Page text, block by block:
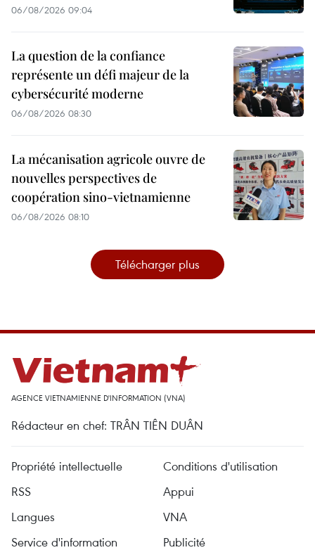
06/08/2026 09:04
La question de la confiance
représente un défi majeur de la
cybersécurité moderne
06/08/2026 08:30
La mécanisation agricole ouvre de
nouvelles perspectives de
coopération sino-vietnamienne
06/08/2026 08:10
Télécharger plus
AGENCE VIETNAMIENNE D'INFORMATION (VNA)
Rédacteur en chef: TRÂN TIÊN DUÂN
Propriété intellectuelle
Conditions d'utilisation
RSS
Appui
Langues
VNA
Service d'information
Publicité